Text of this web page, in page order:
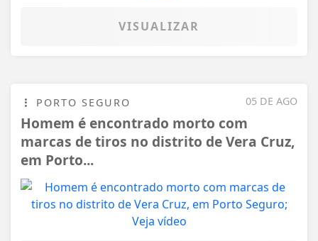
VISUALIZAR
05 DE AGO
PORTO SEGURO
Homem é encontrado morto com
marcas de tiros no distrito de Vera Cruz,
em Porto...